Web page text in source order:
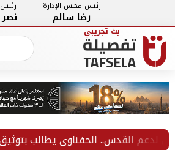
رئيس مجلس الإدارة
رضا سالم
رئيس
القدس.. الحفناوي يطالب بتوثيق